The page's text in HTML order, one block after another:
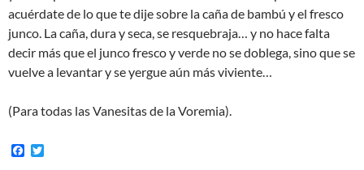
acuérdate de lo que te dije sobre la caña de bambú y el fresco
junco. La caña, dura y seca, se resquebraja… y no hace falta
decir más que el junco fresco y verde no se doblega, sino que se
vuelve a levantar y se yergue aún más viviente…
(Para todas las Vanesitas de la Voremia).
F